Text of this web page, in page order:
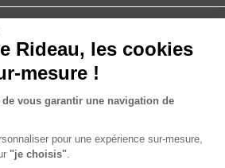
pour les pros